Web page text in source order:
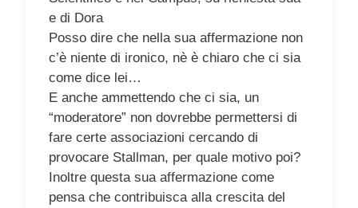
e di Dora
Posso dire che nella sua affermazione non
c’è niente di ironico, nè è chiaro che ci sia
come dice lei…
E anche ammettendo che ci sia, un
“moderatore” non dovrebbe permettersi di
fare certe associazioni cercando di
provocare Stallman, per quale motivo poi?
Inoltre questa sua affermazione come
pensa che contribuisca alla crescita del